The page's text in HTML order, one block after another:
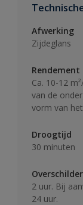
Afwerking
Zijdeglans
Rendement
Ca. 10-12
van de
vorm van
Droogtijd
30 minuten
2 uur. Bij
24 uur.